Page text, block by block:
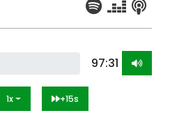
97:31
1x +15s